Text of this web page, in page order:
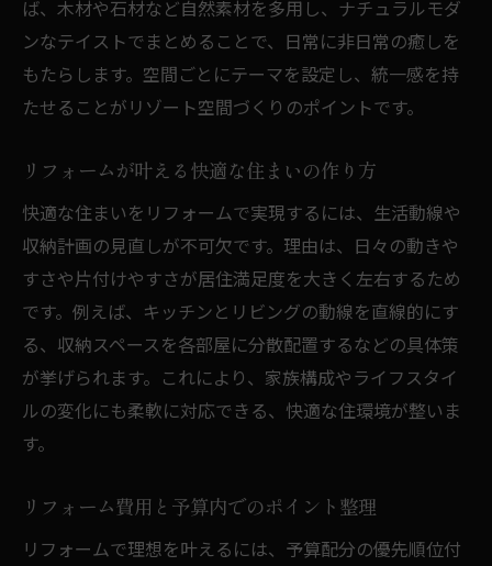
ば、木材や石材など自然素材を多用し、ナチュラルモダ
ンなテイストでまとめることで、日常に非日常の癒しを
もたらします。空間ごとにテーマを設定し、統一感を持
たせることがリゾート空間づくりのポイントです。
リフォームが叶える快適な住まいの作り方
快適な住まいをリフォームで実現するには、生活動線や
収納計画の見直しが不可欠です。理由は、日々の動きや
すさや片付けやすさが居住満足度を大きく左右するため
です。例えば、キッチンとリビングの動線を直線的にす
る、収納スペースを各部屋に分散配置するなどの具体策
が挙げられます。これにより、家族構成やライフスタイ
ルの変化にも柔軟に対応できる、快適な住環境が整いま
す。
リフォーム費用と予算内でのポイント整理
リフォームで理想を叶えるには、予算配分の優先順位付